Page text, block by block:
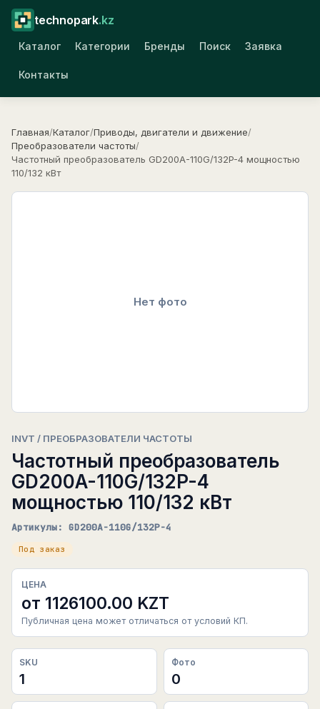
technopark.kz
Каталог Категории Бренды Поиск Заявка
Контакты
Главная/Каталог/Приводы, двигатели и движение/
Преобразователи частоты/
Частотный преобразователь GD200A-110G/132P-4 мощностью
110/132 кВт
Нет фото
INVT / ПРЕОБРАЗОВАТЕЛИ ЧАСТОТЫ
Частотный преобразователь
GD200A-110G/132P-4
мощностью 110/132 кВт
Артикулы: GD200A-110G/132P-4
Под заказ
ЦЕНА
от 1126100.00 KZT
Публичная цена может отличаться от условий КП.
SKU
1
Фото
0